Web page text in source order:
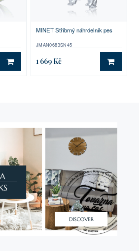
DO KOŠÍKU
MINET Stříbrný náhrdelník pes
JMAN0683SN45
1 669 Kč DO